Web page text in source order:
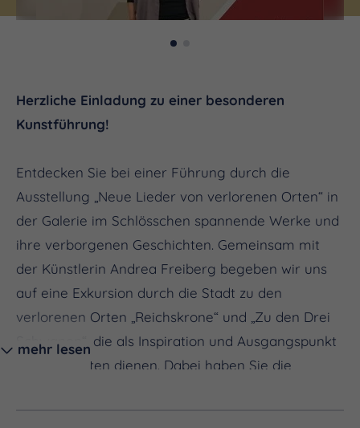
Herzliche Einladung zu einer besonderen
Kunstführung!
Entdecken Sie bei einer Führung durch die
Ausstellung „Neue Lieder von verlorenen Orten“ in
der Galerie im Schlösschen spannende Werke und
ihre verborgenen Geschichten. Gemeinsam mit
der Künstlerin Andrea Freiberg begeben wir uns
auf eine Exkursion durch die Stadt zu den
verlorenen Orten „Reichskrone“ und „Zu den Drei
Schwanen“, die als Inspiration und Ausgangspunkt
vieler Arbeiten dienen. Dabei haben Sie die
mehr lesen